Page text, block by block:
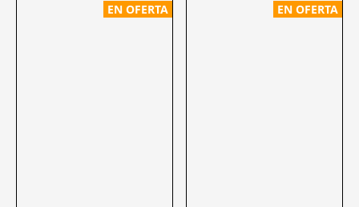
EN OFERTA EN OFERTA